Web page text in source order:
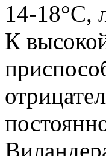
14-18°С,
К